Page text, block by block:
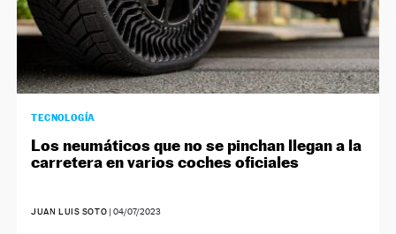
TECNOLOGÍA
Los neumáticos que no se pinchan llegan a la
carretera en varios coches oficiales
JUAN LUIS SOTO |04/07/2023